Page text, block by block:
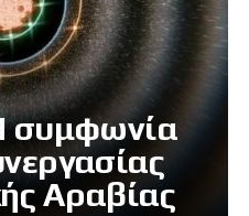
συμφωνία
Αραβίας